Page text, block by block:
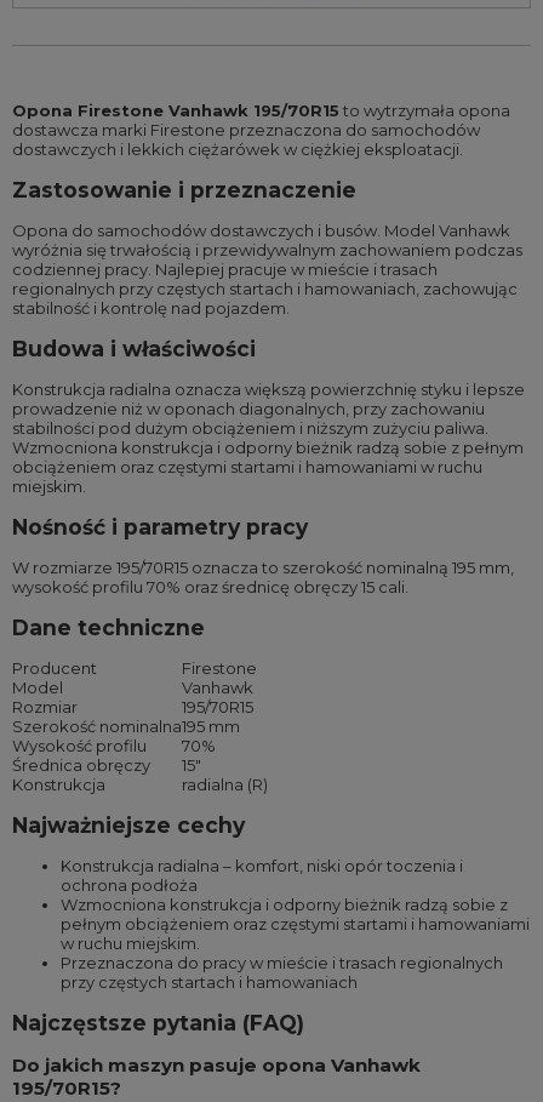
Opona Firestone Vanhawk 195/70R15 to wytrzymała opona
dostawcza marki Firestone przeznaczona do samochodów
dostawczych i lekkich ciężarówek w ciężkiej eksploatacji.
Zastosowanie i przeznaczenie
Opona do samochodów dostawczych i busów. Model Vanhawk
wyróżnia się trwałością i przewidywalnym zachowaniem podczas
codziennej pracy. Najlepiej pracuje w mieście i trasach
regionalnych przy częstych startach i hamowaniach, zachowując
stabilność i kontrolę nad pojazdem.
Budowa i właściwości
Konstrukcja radialna oznacza większą powierzchnię styku i lepsze
prowadzenie niż w oponach diagonalnych, przy zachowaniu
stabilności pod dużym obciążeniem i niższym zużyciu paliwa.
Wzmocniona konstrukcja i odporny bieżnik radzą sobie z pełnym
obciążeniem oraz częstymi startami i hamowaniami w ruchu
miejskim.
Nośność i parametry pracy
W rozmiarze 195/70R15 oznacza to szerokość nominalną 195 mm,
wysokość profilu 70% oraz średnicę obręczy 15 cali.
Dane techniczne
Producent
Firestone
Model
Vanhawk
Rozmiar
195/70R15
Szerokość nominalna195 mm
Wysokość profilu
70%
Średnica obręczy
15″
Konstrukcja
radialna (R)
Najważniejsze cechy
Konstrukcja radialna – komfort, niski opór toczenia i
ochrona podłoża
Wzmocniona konstrukcja i odporny bieżnik radzą sobie z
pełnym obciążeniem oraz częstymi startami i hamowaniami
w ruchu miejskim.
Przeznaczona do pracy w mieście i trasach regionalnych
przy częstych startach i hamowaniach
Najczęstsze pytania (FAQ)
Do jakich maszyn pasuje opona Vanhawk
195/70R15?